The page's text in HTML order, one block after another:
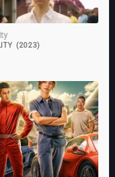
(2023)